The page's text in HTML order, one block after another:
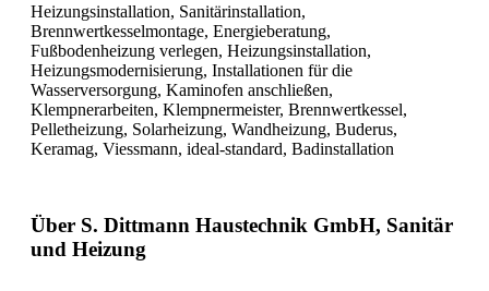
Heizungsinstallation, Sanitärinstallation,
Brennwertkesselmontage, Energieberatung,
Fußbodenheizung verlegen, Heizungsinstallation,
Heizungsmodernisierung, Installationen für die
Wasserversorgung, Kaminofen anschließen,
Klempnerarbeiten, Klempnermeister, Brennwertkessel,
Pelletheizung, Solarheizung, Wandheizung, Buderus,
Keramag, Viessmann, ideal-standard, Badinstallation
Über S. Dittmann Haustechnik GmbH, Sanitär
und Heizung